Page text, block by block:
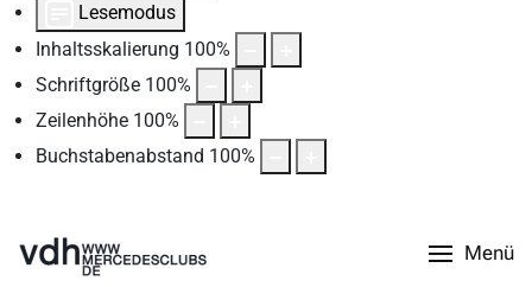
Lesemodus
Inhaltsskalierung 100%
Schriftgröße 100%
Zeilenhöhe 100%
Buchstabenabstand 100%
Menü